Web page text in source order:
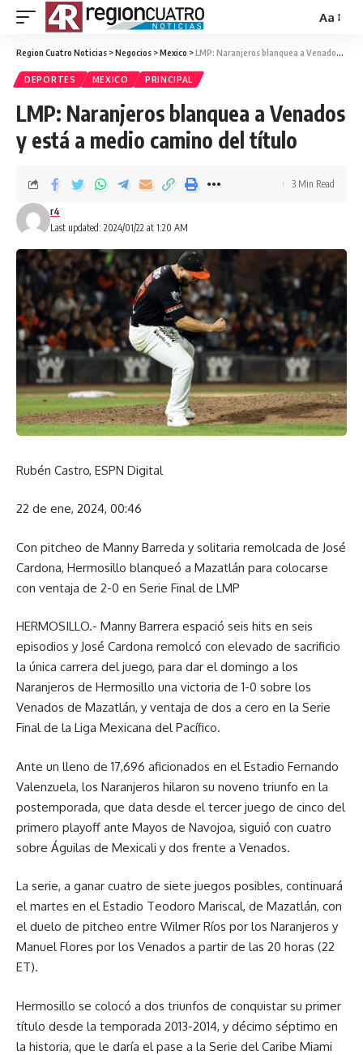
Aa
Region Cuatro Noticias >Negocios >Mexico >LMP: Naranjeros blanquea a Venados y está a medio camino del título
DEPORTES MEXICO PRINCIPAL
LMP: Naranjeros blanquea a Venados
y está a medio camino del título
Last updated: 2024/01/22 at 1:20 AM
r4
3 Min Read
Rubén Castro, ESPN Digital
22 de ene, 2024, 00:46
Con pitcheo de Manny Barreda y solitaria remolcada de José
Cardona, Hermosillo blanqueó a Mazatlán para colocarse
con ventaja de 2-0 en Serie Final de LMP
HERMOSILLO.- Manny Barrera espació seis hits en seis
episodios y José Cardona remolcó con elevado de sacrificio
la única carrera del juego, para dar el domingo a los
Naranjeros de Hermosillo una victoria de 1-0 sobre los
Venados de Mazatlán, y ventaja de dos a cero en la Serie
Final de la Liga Mexicana del Pacífico.
Ante un lleno de 17,696 aficionados en el Estadio Fernando
Valenzuela, los Naranjeros hilaron su noveno triunfo en la
postemporada, que data desde el tercer juego de cinco del
primero playoff ante Mayos de Navojoa, siguió con cuatro
sobre Águilas de Mexicali y dos frente a Venados.
La serie, a ganar cuatro de siete juegos posibles, continuará
el martes en el Estadio Teodoro Mariscal, de Mazatlán, con
el duelo de pitcheo entre Wilmer Ríos por los Naranjeros y
Manuel Flores por los Venados a partir de las 20 horas (22
ET).
Hermosillo se colocó a dos triunfos de conquistar su primer
título desde la temporada 2013-2014, y décimo séptimo en
la historia, que le daría el pase a la Serie del Caribe Miami